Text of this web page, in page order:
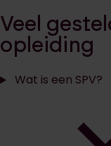
Veel
opleiding
Wat is een SPV?